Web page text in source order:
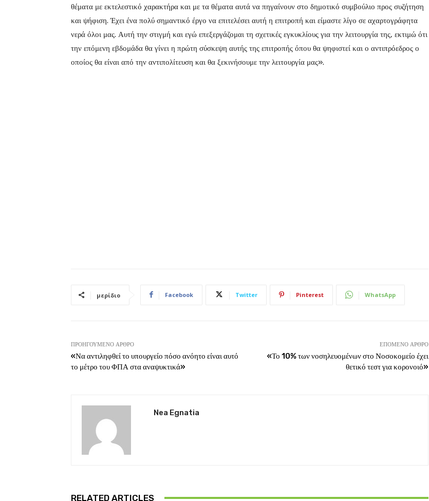
θέματα με εκτελεστικό χαρακτήρα και με τα θέματα αυτά να πηγαίνουν στο δημοτικό συμβούλιο προς συζήτηση
και ψήφιση. Έχει ένα πολύ σημαντικό έργο να επιτελέσει αυτή η επιτροπή και είμαστε λίγο σε αχαρτογράφητα
νερά όλοι μας. Αυτή την στιγμή και εγώ επεξεργάζομαι τη σχετικές εγκυκλίους για την λειτουργία της, εκτιμώ ότι
την επόμενη εβδομάδα θα γίνει η πρώτη σύσκεψη αυτής της επιτροπής όπου θα ψηφιστεί και ο αντιπρόεδρος ο
οποίος θα είναι από την αντιπολίτευση και θα ξεκινήσουμε την λειτουργία μας».
μερίδιο Facebook Twitter Pinterest WhatsApp
ΠΡΟΗΓΟΎΜΕΝΟ ΆΡΘΡΟ
«Να αντιληφθεί το υπουργείο πόσο ανόητο είναι αυτό
το μέτρο του ΦΠΑ στα αναψυκτικά»
ΕΠΌΜΕΝΟ ΆΡΘΡΟ
«Το 10% των νοσηλευομένων στο Νοσοκομείο έχει
θετικό τεστ για κορονοιό»
Nea Egnatia
RELATED ARTICLES